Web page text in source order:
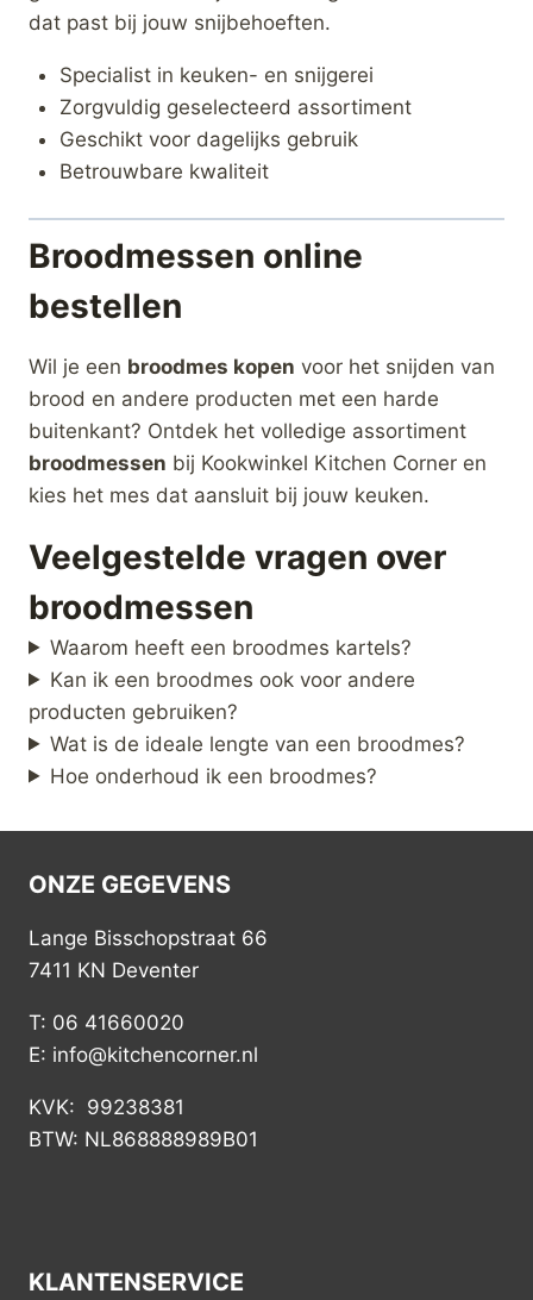
dat past bij jouw snijbehoeften.
Specialist in keuken- en snijgerei
Zorgvuldig geselecteerd assortiment
Geschikt voor dagelijks gebruik
Betrouwbare kwaliteit
Broodmessen online
bestellen
Wil je een broodmes kopen voor het snijden van
brood en andere producten met een harde
buitenkant? Ontdek het volledige assortiment
broodmessen bij Kookwinkel Kitchen Corner en
kies het mes dat aansluit bij jouw keuken.
Veelgestelde vragen over
broodmessen
Waarom heeft een broodmes kartels?
Kan ik een broodmes ook voor andere
producten gebruiken?
Wat is de ideale lengte van een broodmes?
Hoe onderhoud ik een broodmes?
ONZE GEGEVENS
Lange Bisschopstraat 66
7411 KN Deventer
T: 06 41660020
E: info@kitchencorner.nl
KVK: 99238381
BTW: NL868888989B01
KLANTENSERVICE